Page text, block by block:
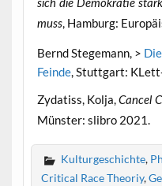
sich die Demokratie
muss, Hamburg:
Bernd Stegemann, >
Feinde, Stuttgart:
Zydatiss, Kolja, Cancel
Münster: slibro 2021.
Kulturgeschichte,
Critical Race Theoriy,